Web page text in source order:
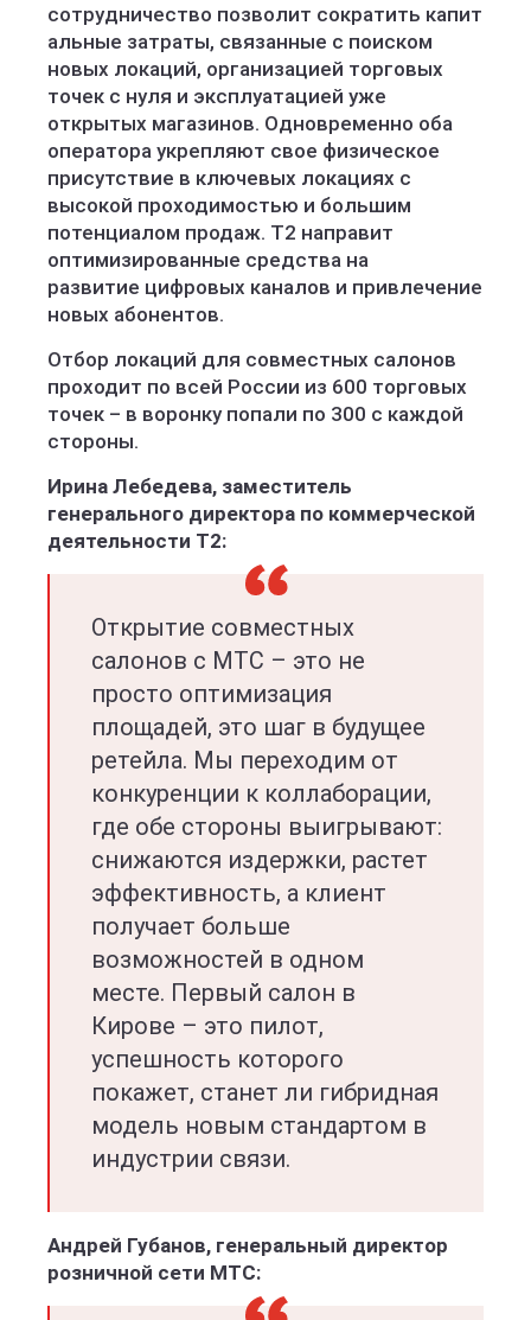
сотрудничество позволит сократить капит
альные затраты, связанные с поиском
новых локаций, организацией торговых
точек с нуля и эксплуатацией уже
открытых магазинов. Одновременно оба
оператора укрепляют свое физическое
присутствие в ключевых локациях с
высокой проходимостью и большим
потенциалом продаж. Т2 направит
оптимизированные средства на
развитие цифровых каналов и привлечение
новых абонентов.
Отбор локаций для совместных салонов
проходит по всей России из 600 торговых
точек – в воронку попали по 300 с каждой
стороны.
Ирина Лебедева, заместитель
генерального директора по коммерческой
деятельности Т2:
Открытие совместных
салонов с МТС – это не
просто оптимизация
площадей, это шаг в будущее
ретейла. Мы переходим от
конкуренции к коллаборации,
где обе стороны выигрывают:
снижаются издержки, растет
эффективность, а клиент
получает больше
возможностей в одном
месте. Первый салон в
Кирове – это пилот,
успешность которого
покажет, станет ли гибридная
модель новым стандартом в
индустрии связи.
Андрей Губанов, генеральный директор
розничной сети МТС: